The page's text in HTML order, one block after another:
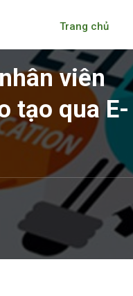
Trang chủ
viên
tạo qua E-